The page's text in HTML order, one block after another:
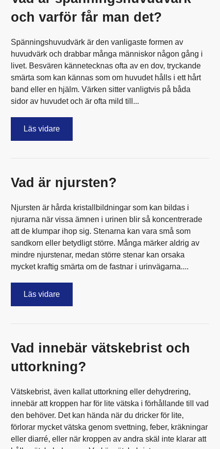
och varför får man det?
Spänningshuvudvärk är den vanligaste formen av
huvudvärk och drabbar många människor någon gång i
livet. Besvären kännetecknas ofta av en dov, tryckande
smärta som kan kännas som om huvudet hålls i ett hårt
band eller en hjälm. Värken sitter vanligtvis på båda
sidor av huvudet och är ofta mild till...
Läs vidare
Vad är njursten?
Njursten är hårda kristallbildningar som kan bildas i
njurarna när vissa ämnen i urinen blir så koncentrerade
att de klumpar ihop sig. Stenarna kan vara små som
sandkorn eller betydligt större. Många märker aldrig av
mindre njurstenar, medan större stenar kan orsaka
mycket kraftig smärta om de fastnar i urinvägarna....
Läs vidare
Vad innebär vätskebrist och
uttorkning?
Vätskebrist, även kallat uttorkning eller dehydrering,
innebär att kroppen har för lite vätska i förhållande till vad
den behöver. Det kan hända när du dricker för lite,
förlorar mycket vätska genom svettning, feber, kräkningar
eller diarré, eller när kroppen av andra skäl inte klarar att